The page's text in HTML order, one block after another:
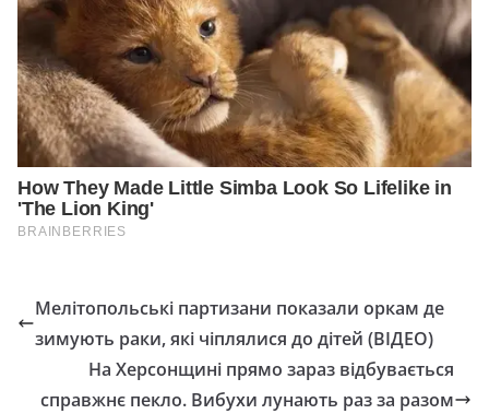
Мелітопольські партизани показали оркам де
зимують раки, які чіплялися до дітей (ВІДЕО)
На Херсонщині прямо зараз відбувається
справжнє пекло. Вибухи лунають раз за разом